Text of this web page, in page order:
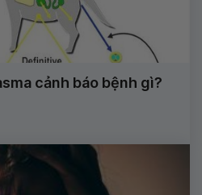
cảnh báo bệnh gì?